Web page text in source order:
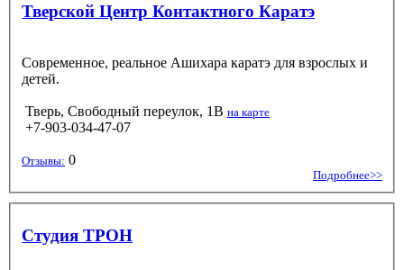
Тверской Центр Контактного Каратэ
Современное, реальное Ашихара каратэ для взрослых и
детей.
Тверь, Свободный переулок, 1В на карте
+7-903-034-47-07
Отзывы: 0
Подробнее>>
Студия ТРОН